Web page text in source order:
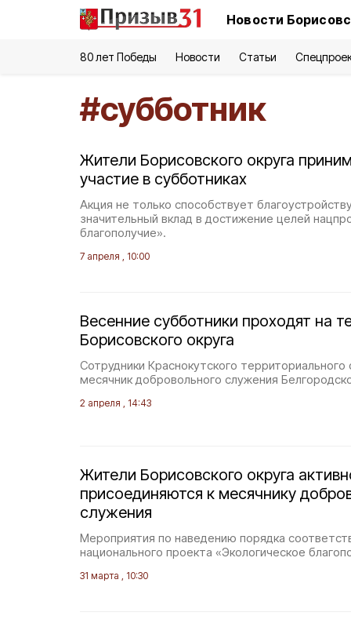
Новости
80 лет Победы Новости Статьи
#субботник
Жители Борисовского округа
участие в субботниках
Акция не только способствует
значительный вклад в достижение целей
благополучие».
7 апреля , 10:00
Весенние субботники проходят на
Борисовского округа
Сотрудники Краснокутского территориального
месячник добровольного служения
2 апреля , 14:43
Жители Борисовского округа
присоединяются к месячнику
служения
Мероприятия по наведению порядка
национального проекта «Экологическое
31 марта , 10:30